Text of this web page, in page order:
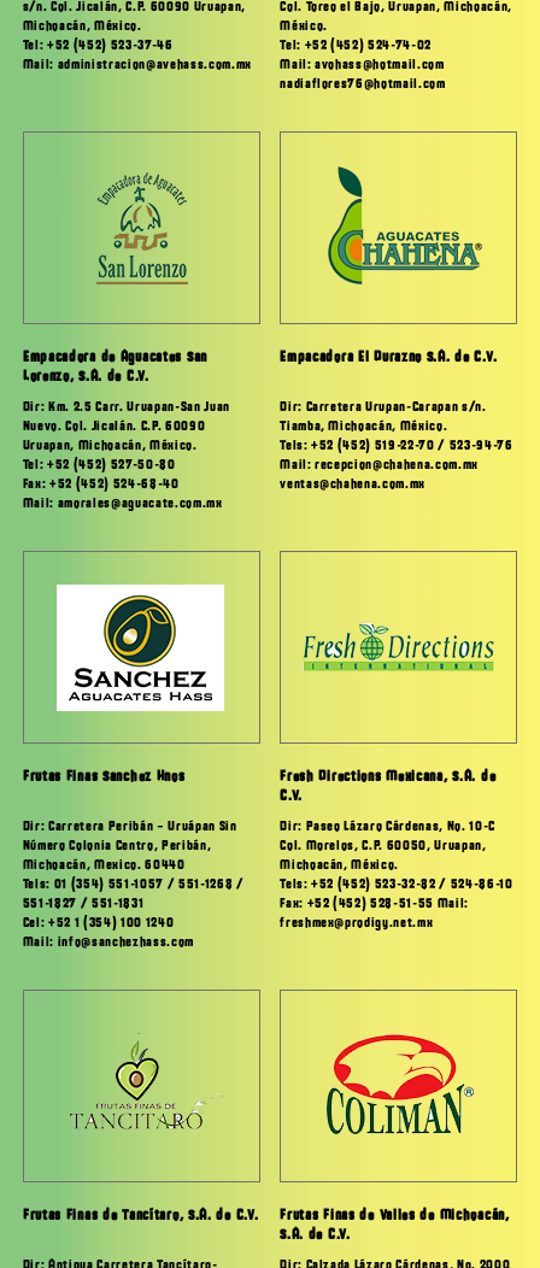
s/n. Col. Jicalán, C.P. 60090 Uruapan,
Michoacán, México.
Tel: +52 (452) 523-37-46
Mail: administracion@avehass.com.mx
Col. Toreo el Bajo, Uruapan, Michoacán,
México.
Tel: +52 (452) 524-74-02
Mail: avohass@hotmail.com
nadiaflores76@hotmail.com
Empacadora de Aguacates San
Lorenzo, S.A. de C.V.
Dir: Km. 2.5 Carr. Uruapan-San Juan
Nuevo. Col. Jicalán. C.P. 60090
Uruapan, Michoacán, México.
Tel: +52 (452) 527-50-80
Fax: +52 (452) 524-68-40
Mail: amorales@aguacate.com.mx
Empacadora El Durazno S.A. de C.V.
Dir: Carretera Urupan-Carapan s/n.
Tiamba, Michoacán, México.
Tels: +52 (452) 519-22-70 / 523-94-76
Mail: recepcion@chahena.com.mx
ventas@chahena.com.mx
Frutas Finas Sanchez Hnos
Dir: Carretera Peribán – Uruápan Sin
Número Colonia Centro, Peribán,
Michoacán, Mexico. 60440
Tels: 01 (354) 551-1057 / 551-1268 /
551-1827 / 551-1831
Cel: +52 1 (354) 100 1240
Mail: info@sanchezhass.com
Fresh Directions Mexicana, S.A. de
C.V.
Dir: Paseo Lázaro Cárdenas, No. 10-C
Col. Morelos, C.P. 60050, Uruapan,
Michoacán, México.
Tels: +52 (452) 523-32-82 / 524-86-10
Fax: +52 (452) 528-51-55 Mail:
freshmex@prodigy.net.mx
Frutas Finas de Tancítaro, S.A. de C.V.
Frutas Finas de Valles de Michoacán,
S.A. de C.V.